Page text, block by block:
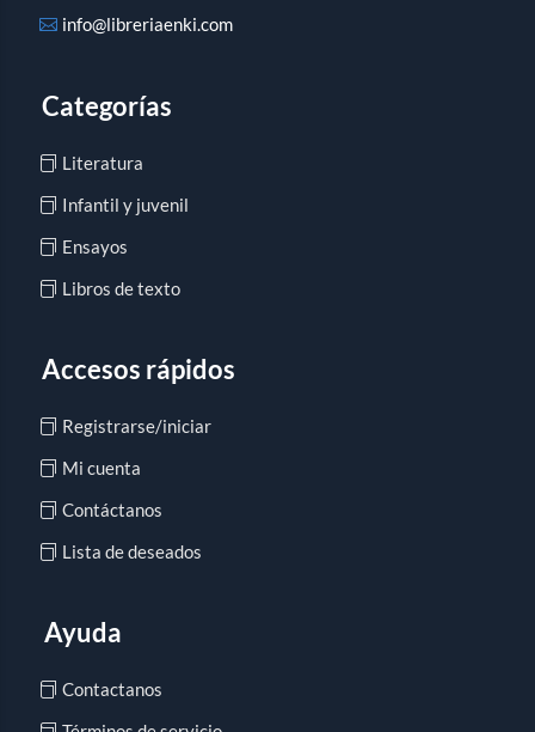
info@libreriaenki.com
Categorías
Literatura
Infantil y juvenil
Ensayos
Libros de texto
Accesos rápidos
Registrarse/iniciar
Mi cuenta
Contáctanos
Lista de deseados
Ayuda
Contactanos